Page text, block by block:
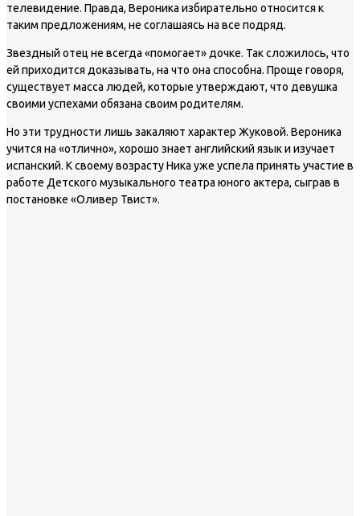
телевидение. Правда, Вероника избирательно относится к
таким предложениям, не соглашаясь на все подряд.
Звездный отец не всегда «помогает» дочке. Так сложилось, что
ей приходится доказывать, на что она способна. Проще говоря,
существует масса людей, которые утверждают, что девушка
своими успехами обязана своим родителям.
Но эти трудности лишь закаляют характер Жуковой. Вероника
учится на «отлично», хорошо знает английский язык и изучает
испанский. К своему возрасту Ника уже успела принять участие в
работе Детского музыкального театра юного актера, сыграв в
постановке «Оливер Твист».